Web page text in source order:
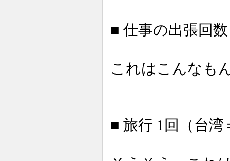
■ 仕事の出張回
これはこんなも
■ 旅行 1回（台湾